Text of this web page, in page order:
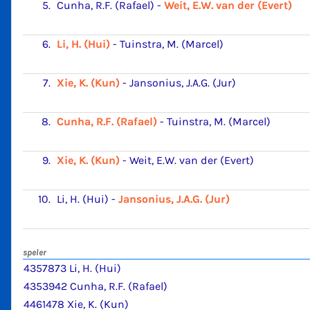
5. Cunha, R.F. (Rafael) - Weit, E.W. van der (Evert)
6. Li, H. (Hui) - Tuinstra, M. (Marcel)
7. Xie, K. (Kun) - Jansonius, J.A.G. (Jur)
8. Cunha, R.F. (Rafael) - Tuinstra, M. (Marcel)
9. Xie, K. (Kun) - Weit, E.W. van der (Evert)
10. Li, H. (Hui) - Jansonius, J.A.G. (Jur)
speler
4357873 Li, H. (Hui)
4353942 Cunha, R.F. (Rafael)
4461478 Xie, K. (Kun)